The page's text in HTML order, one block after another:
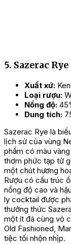
5. Sazerac Rye
Xuất xứ:
Loại rượu:
Nồng độ:
Dung tích:
Sazerac Rye là
lịch sử của vùng
phẩm có màu
thơm phức tạp từ
một chút hương
Rượu có cấu trúc
nồng độ cao và
ly cocktail được
thưởng thức
một ít đá cùng vỏ
Old Fashioned,
tiệc tối nhộn nhịp.